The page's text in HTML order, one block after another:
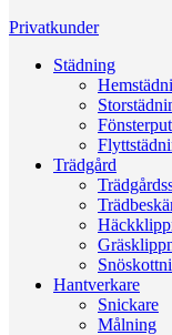
Privatkunder
Städning
Trädgård
Hantverkare
Snickare
Målning